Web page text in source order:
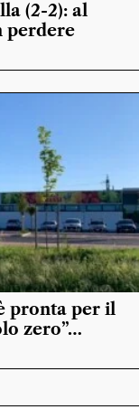
(2-2): al
perdere
pronta per il
zero”…